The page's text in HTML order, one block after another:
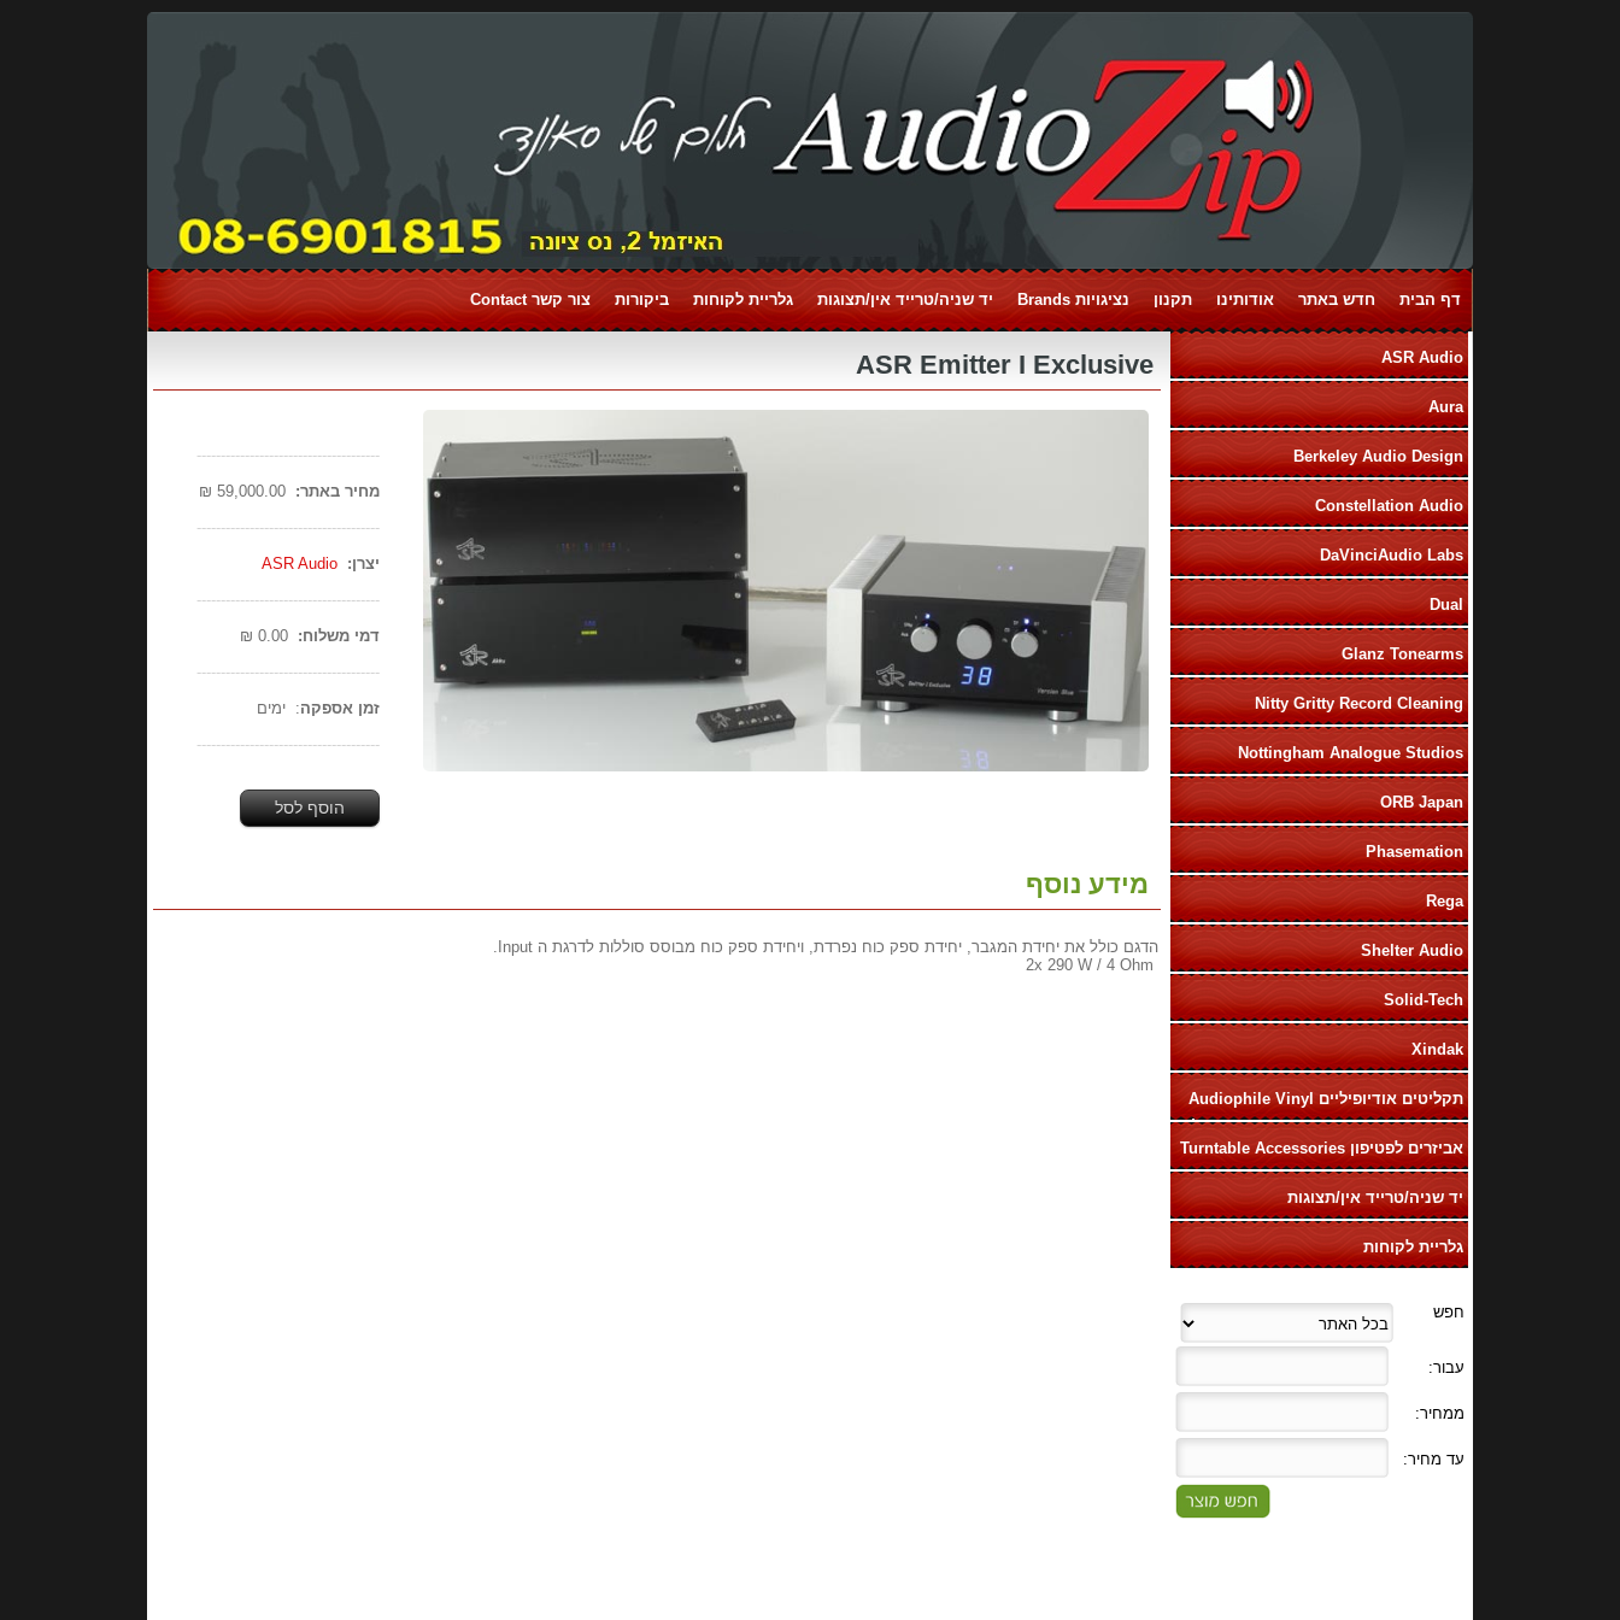
דף הבית חדש באתר אודותינו תקנון נציגויות Brands יד שניה/טרייד אין/תצוגות גלריית לקוחות ביקורות צור קשר Contact
ASR Audio
Aura
Berkeley Audio Design
Constellation Audio
DaVinciAudio Labs
Dual
Glanz Tonearms
Nitty Gritty Record Cleaning
Nottingham Analogue Studios
ORB Japan
Phasemation
Rega
Shelter Audio
Solid-Tech
Xindak
תקליטים אודיופיליים Audiophile Vinyl
LP
אביזרים לפטיפון Turntable Accessories
יד שניה/טרייד אין/תצוגות
גלריית לקוחות
--------------------------------------
מחיר באתר:
--------------------------------------
יצרן: ASR Audio
--------------------------------------
דמי משלוח:
--------------------------------------
זמן אספקה: ימים
--------------------------------------
הוסף לסל
מידע נוסף
הדגם כולל את יחידת המגבר, יחידת ספק כוח נפרדת, ויחידת ספק כוח מבוסס סוללות לדרגת ה Input.